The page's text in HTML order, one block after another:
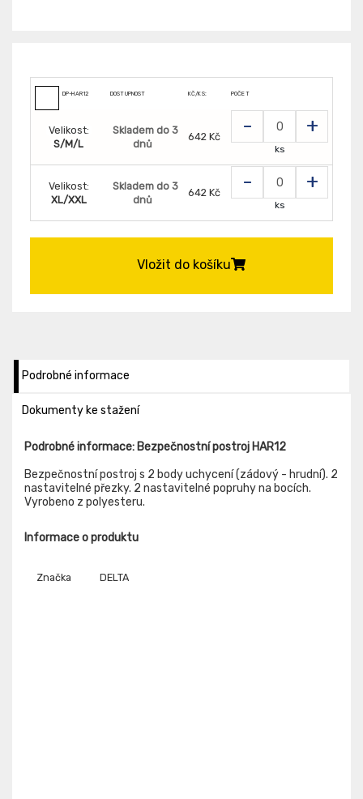
DP-HAR12 DOSTUPNOST KČ/KS: POČET
Velikost:
S/M/L
Skladem do 3
dnů
642 Kč - +
ks
Velikost:
XL/XXL
Skladem do 3
dnů
642 Kč - +
ks
Vložit do košíku
Podrobné informace
Dokumenty ke stažení
Podrobné informace: Bezpečnostní postroj HAR12
Bezpečnostní postroj s 2 body uchycení (zádový - hrudní). 2
nastavitelné přezky. 2 nastavitelné popruhy na bocích.
Vyrobeno z polyesteru.
Informace o produktu
Značka DELTA